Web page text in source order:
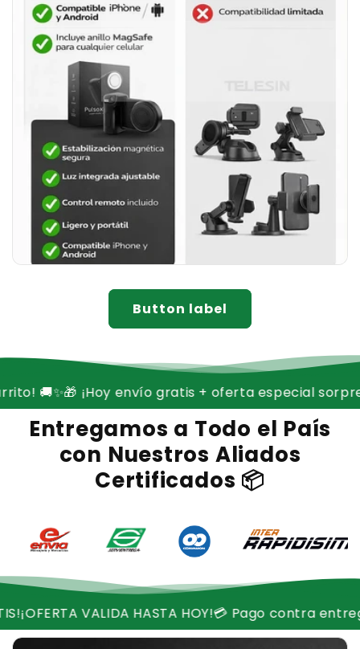
Button label
🎁 ¡Hoy envío gratis + oferta especial sorpresa en
Entregamos a Todo el País
con Nuestros Aliados
Certificados 📦
HASTA HOY! 💳 Pago contra entrega